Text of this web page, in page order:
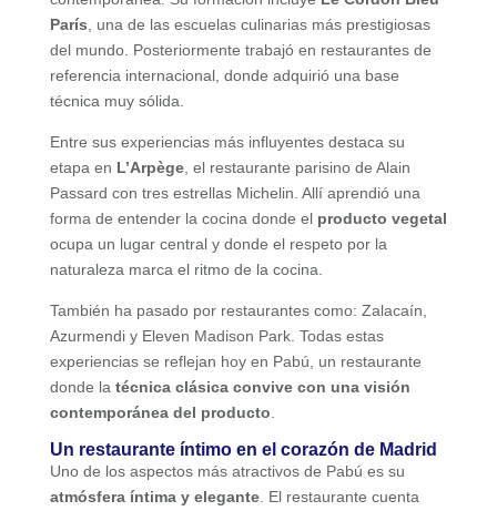
París, una de las escuelas culinarias más prestigiosas
del mundo. Posteriormente trabajó en restaurantes de
referencia internacional, donde adquirió una base
técnica muy sólida.
Entre sus experiencias más influyentes destaca su
etapa en L’Arpège, el restaurante parisino de Alain
Passard con tres estrellas Michelin. Allí aprendió una
forma de entender la cocina donde el producto vegetal
ocupa un lugar central y donde el respeto por la
naturaleza marca el ritmo de la cocina.
También ha pasado por restaurantes como: Zalacaín,
Azurmendi y Eleven Madison Park. Todas estas
experiencias se reflejan hoy en Pabú, un restaurante
donde la técnica clásica convive con una visión
contemporánea del producto.
Un restaurante íntimo en el corazón de Madrid
Uno de los aspectos más atractivos de Pabú es su
atmósfera íntima y elegante. El restaurante cuenta